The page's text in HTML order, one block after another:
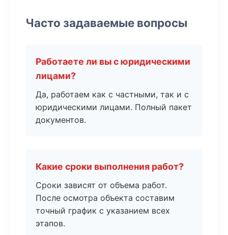
Часто задаваемые вопросы
Работаете ли вы с юридическими
лицами?
Да, работаем как с частными, так и с
юридическими лицами. Полный пакет
документов.
Какие сроки выполнения работ?
Сроки зависят от объема работ.
После осмотра объекта составим
точный график с указанием всех
этапов.